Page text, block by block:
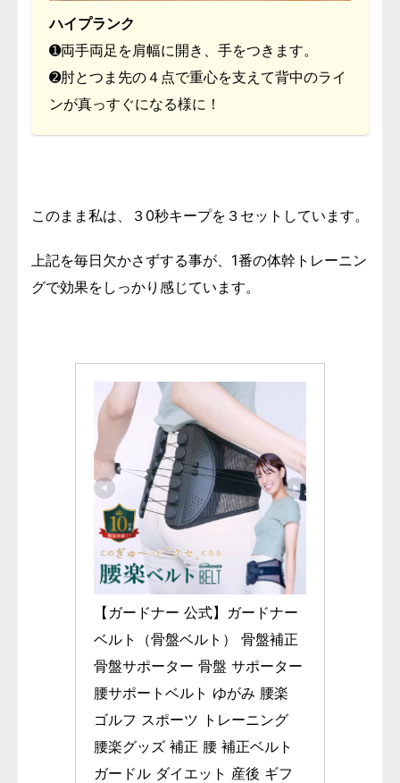
ハイプランク
➊両手両足を肩幅に開き、手をつきます。
➋肘とつま先の４点で重心を支えて背中のライ
ンが真っすぐになる様に！
このまま私は、３0秒キープを３セットしています。
上記を毎日欠かさずする事が、1番の体幹トレーニン
グで効果をしっかり感じています。
【ガードナー 公式】ガードナー
ベルト（骨盤ベルト） 骨盤補正
骨盤サポーター 骨盤 サポーター
腰サポートベルト ゆがみ 腰楽
ゴルフ スポーツ トレーニング
腰楽グッズ 補正 腰 補正ベルト
ガードル ダイエット 産後 ギフ